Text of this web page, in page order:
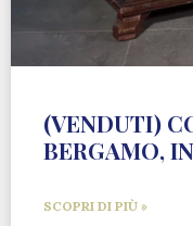
(VENDUTI)
BERGAMO,
SCOPRI DI PIÙ »